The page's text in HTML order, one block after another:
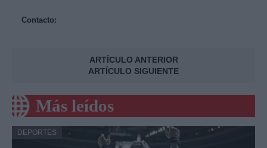
Contacto:
ARTÍCULO ANTERIOR
ARTÍCULO SIGUIENTE
Más leídos
DEPORTES